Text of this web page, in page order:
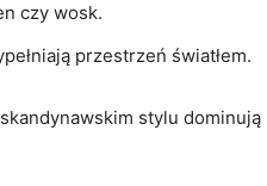
czy wosk.
przestrzeń światłem.
stylu dominują